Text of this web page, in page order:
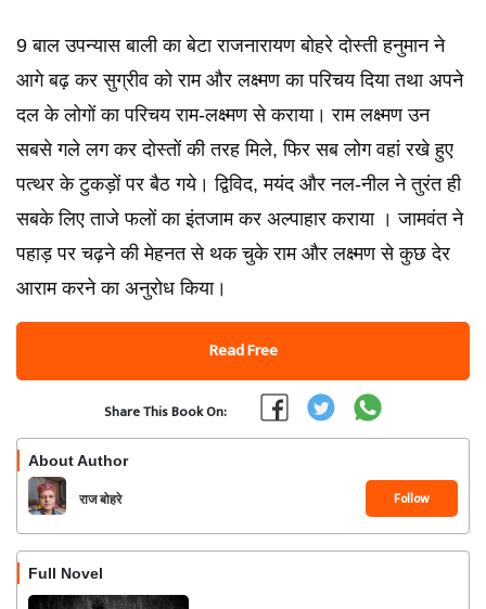
9 बाल उपन्यास बाली का बेटा राजनारायण बोहरे दोस्ती हनुमान ने
आगे बढ़ कर सुग्रीव को राम और लक्ष्मण का परिचय दिया तथा अपने
दल के लोगों का परिचय राम-लक्ष्मण से कराया। राम लक्ष्मण उन
सबसे गले लग कर दोस्तों की तरह मिले, फिर सब लोग वहां रखे हुए
पत्थर के टुकड़ों पर बैठ गये। द्विविद, मयंद और नल-नील ने तुरंत ही
सबके लिए ताजे फलों का इंतजाम कर अल्पाहार कराया । जामवंत ने
पहाड़ पर चढ़ने की मेहनत से थक चुके राम और लक्ष्मण से कुछ देर
आराम करने का अनुरोध किया।
Read Free
Share This Book On:
About Author
राज बोहरे Follow
Full Novel